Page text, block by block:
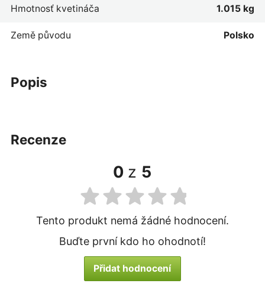
popis
Hmotnosť kvetináča 1.015 kg
Země původu Polsko
recenze
0 z 5
Tento produkt nemá žádné hodnocení.
Buďte první kdo ho ohodnotí!
Přidat hodnocení